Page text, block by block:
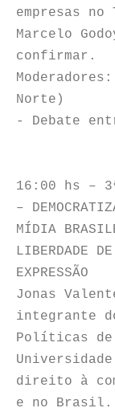
empresas
Marcelo
confirmar.
Norte)
- Debate
16:00 hs –
–
MÍDIA
LIBERDADE DE
EXPRESSÃO
Jonas
integrante
Políticas de
direito à
e no Brasil.